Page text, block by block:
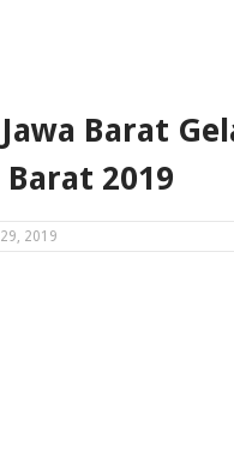
Barat
2019
29, 2019